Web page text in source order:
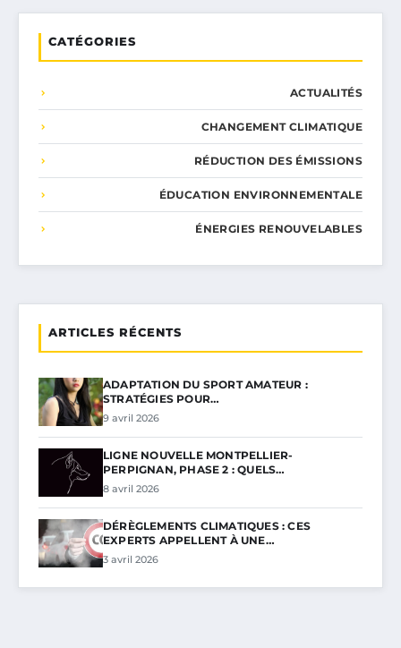
CATÉGORIES
ACTUALITÉS
CHANGEMENT CLIMATIQUE
RÉDUCTION DES ÉMISSIONS
ÉDUCATION ENVIRONNEMENTALE
ÉNERGIES RENOUVELABLES
ARTICLES RÉCENTS
ADAPTATION DU SPORT AMATEUR :
STRATÉGIES POUR…
9 avril 2026
LIGNE NOUVELLE MONTPELLIER-
PERPIGNAN, PHASE 2 : QUELS…
8 avril 2026
DÉRÈGLEMENTS CLIMATIQUES : CES
EXPERTS APPELLENT À UNE…
3 avril 2026